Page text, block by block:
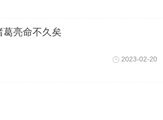
葛亮命不久矣
2023-02-20